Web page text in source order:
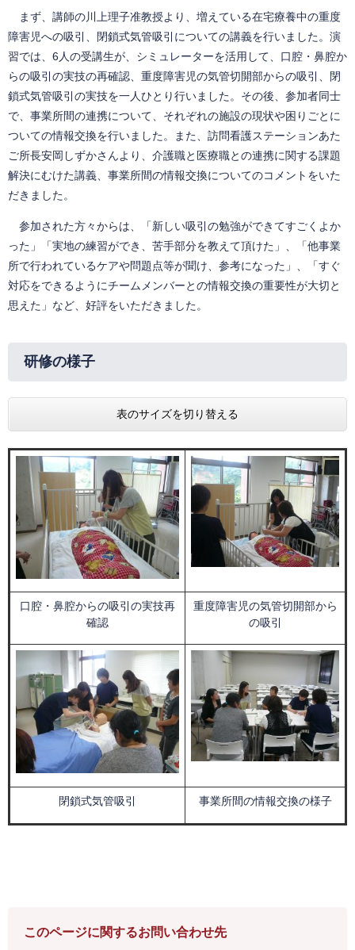
まず、講師の川上理子准教授より、増えている在宅療養中の重度
障害児への吸引、閉鎖式気管吸引についての講義を行いました。演
習では、6人の受講生が、シミュレーターを活用して、口腔・鼻腔か
らの吸引の実技の再確認、重度障害児の気管切開部からの吸引、閉
鎖式気管吸引の実技を一人ひとり行いました。その後、参加者同士
で、事業所間の連携について、それぞれの施設の現状や困りごとに
ついての情報交換を行いました。また、訪問看護ステーションあた
ご所長安岡しずかさんより、介護職と医療職との連携に関する課題
解決にむけた講義、事業所間の情報交換についてのコメントをいた
だきました。
参加された方々からは、「新しい吸引の勉強ができてすごくよか
った」「実地の練習ができ、苦手部分を教えて頂けた」、「他事業
所で行われているケアや問題点等が聞け、参考になった」、「すぐ
対応をできるようにチームメンバーとの情報交換の重要性が大切と
思えた」など、好評をいただきました。
研修の様子
表のサイズを切り替える
口腔・鼻腔からの吸引の実技再
確認
重度障害児の気管切開部から
の吸引
閉鎖式気管吸引 事業所間の情報交換の様子
このページに関するお問い合わせ先